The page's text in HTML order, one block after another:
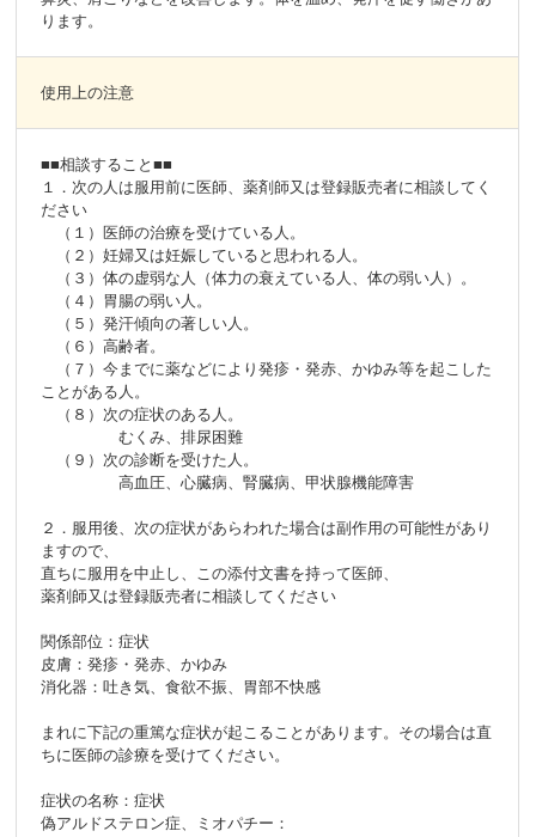
ります。
使用上の注意
■■相談すること■■
１．次の人は服用前に医師、薬剤師又は登録販売者に相談してく
ださい
（１）医師の治療を受けている人。
（２）妊婦又は妊娠していると思われる人。
（３）体の虚弱な人（体力の衰えている人、体の弱い人）。
（４）胃腸の弱い人。
（５）発汗傾向の著しい人。
（６）高齢者。
（７）今までに薬などにより発疹・発赤、かゆみ等を起こした
ことがある人。
（８）次の症状のある人。
むくみ、排尿困難
（９）次の診断を受けた人。
高血圧、心臓病、腎臓病、甲状腺機能障害
２．服用後、次の症状があらわれた場合は副作用の可能性があり
ますので、
直ちに服用を中止し、この添付文書を持って医師、
薬剤師又は登録販売者に相談してください
関係部位：症状
皮膚：発疹・発赤、かゆみ
消化器：吐き気、食欲不振、胃部不快感
まれに下記の重篤な症状が起こることがあります。その場合は直
ちに医師の診療を受けてください。
症状の名称：症状
偽アルドステロン症、ミオパチー：